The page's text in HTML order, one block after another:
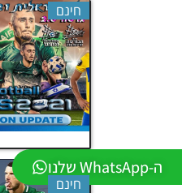
ה-WhatsApp שלנו
חינם
חינם